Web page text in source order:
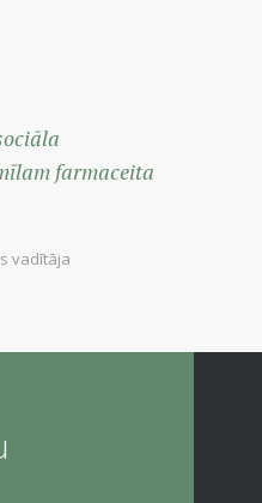
farmaceita
vadītāja